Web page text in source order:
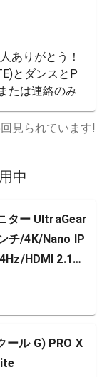
ありがとう！
とダンスとP
たは連絡のみ
回見られています!
中
ター UltraGear
チ/4K/Nano IP
HDMI 2.1対
DisplayHDR60
ピボット,
点保証
ール G) PRO X